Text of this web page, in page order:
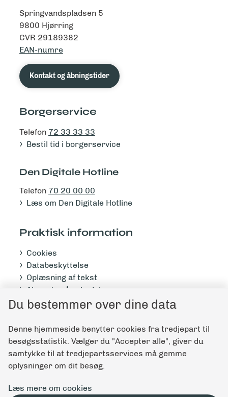
Springvandspladsen 5
9800 Hjørring
CVR 29189382
EAN-numre
Kontakt og åbningstider
Borgerservice
Telefon 72 33 33 33
Bestil tid i borgerservice
Den Digitale Hotline
Telefon 70 20 00 00
Læs om Den Digitale Hotline
Praktisk information
Cookies
Databeskyttelse
Oplæsning af tekst
Abonnér på nyhedsbrev
Tilgængelighedserklæring
Giv feedback til denne side
Du bestemmer over dine data
Denne hjemmeside benytter cookies fra tredjepart til
besøgsstatistik. Vælger du "Accepter alle", giver du
samtykke til at tredjepartsservices må gemme
oplysninger om dit besøg.
Læs mere om cookies